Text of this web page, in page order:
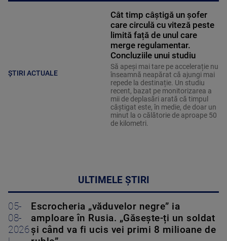
ȘTIRI ACTUALE
Cât timp câștigă un șofer
care circulă cu viteză peste
limită față de unul care
merge regulamentar.
Concluziile unui studiu
Să apeși mai tare pe accelerație nu
înseamnă neapărat că ajungi mai
repede la destinație. Un studiu
recent, bazat pe monitorizarea a
mii de deplasări arată că timpul
câștigat este, în medie, de doar un
minut la o călătorie de aproape 50
de kilometri.
ULTIMELE ȘTIRI
05-
08-
2026
Escrocheria „văduvelor negre” ia
amploare în Rusia. „Găsește-ți un soldat
și când va fi ucis vei primi 8 milioane de